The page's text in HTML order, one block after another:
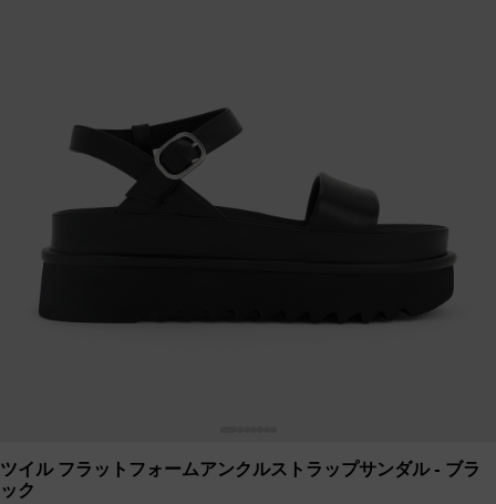
ツイル フラットフォームアンクルストラップサンダル- ブラ
ック